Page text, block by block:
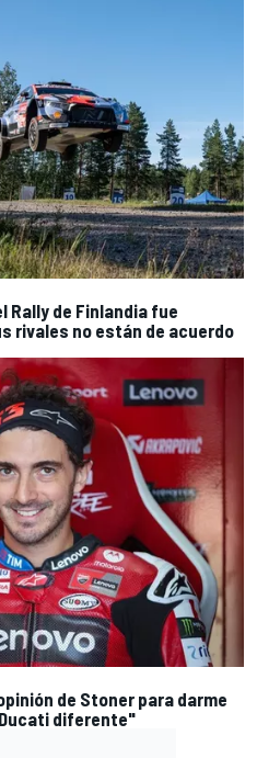
Rally de Finlandia fue
rivales no están de acuerdo
de Stoner para darme
diferente"